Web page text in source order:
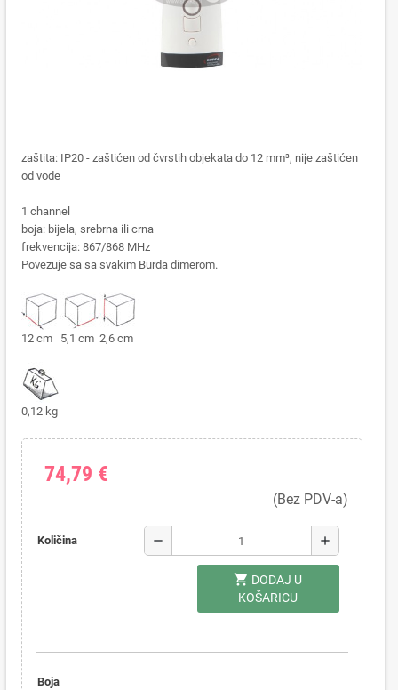
zaštita: IP20 - zaštićen od čvrstih objekata do 12 mm³, nije zaštićen
od vode
1 channel
boja: bijela, srebrna ili crna
frekvencija: 867/868 MHz
Povezuje sa sa svakim Burda dimerom.
12 cm 5,1 cm 2,6 cm
0,12 kg
74,79 €
(Bez PDV-a)
Količina remove add
shopping_cart DODAJ U
KOŠARICU
Boja